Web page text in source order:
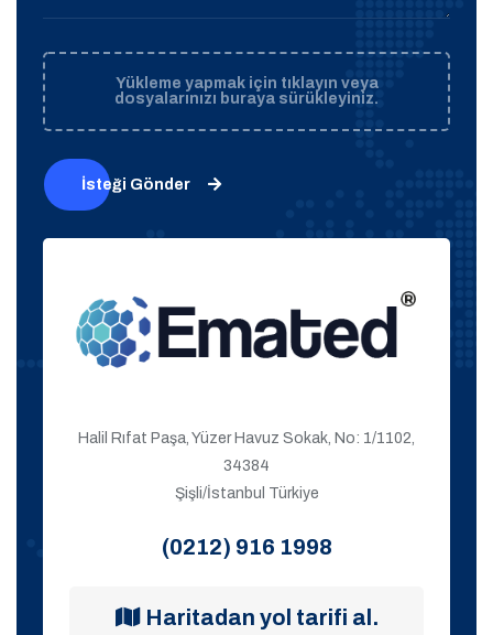
Yükleme yapmak için tıklayın veya
dosyalarınızı buraya sürükleyiniz.
İsteği Gönder
Halil Rıfat Paşa, Yüzer Havuz Sokak, No: 1/1102,
34384
Şişli/İstanbul Türkiye
(0212) 916 1998
Haritadan yol tarifi al.